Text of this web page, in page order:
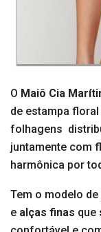
O Maiô Cia
de estampa
folhagens
juntamente com
harmônica por
Tem o modelo de
e alças finas que